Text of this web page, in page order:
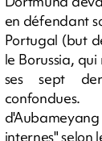
en défendant
Portugal (but
le Borussia,
ses sept
internes" selon